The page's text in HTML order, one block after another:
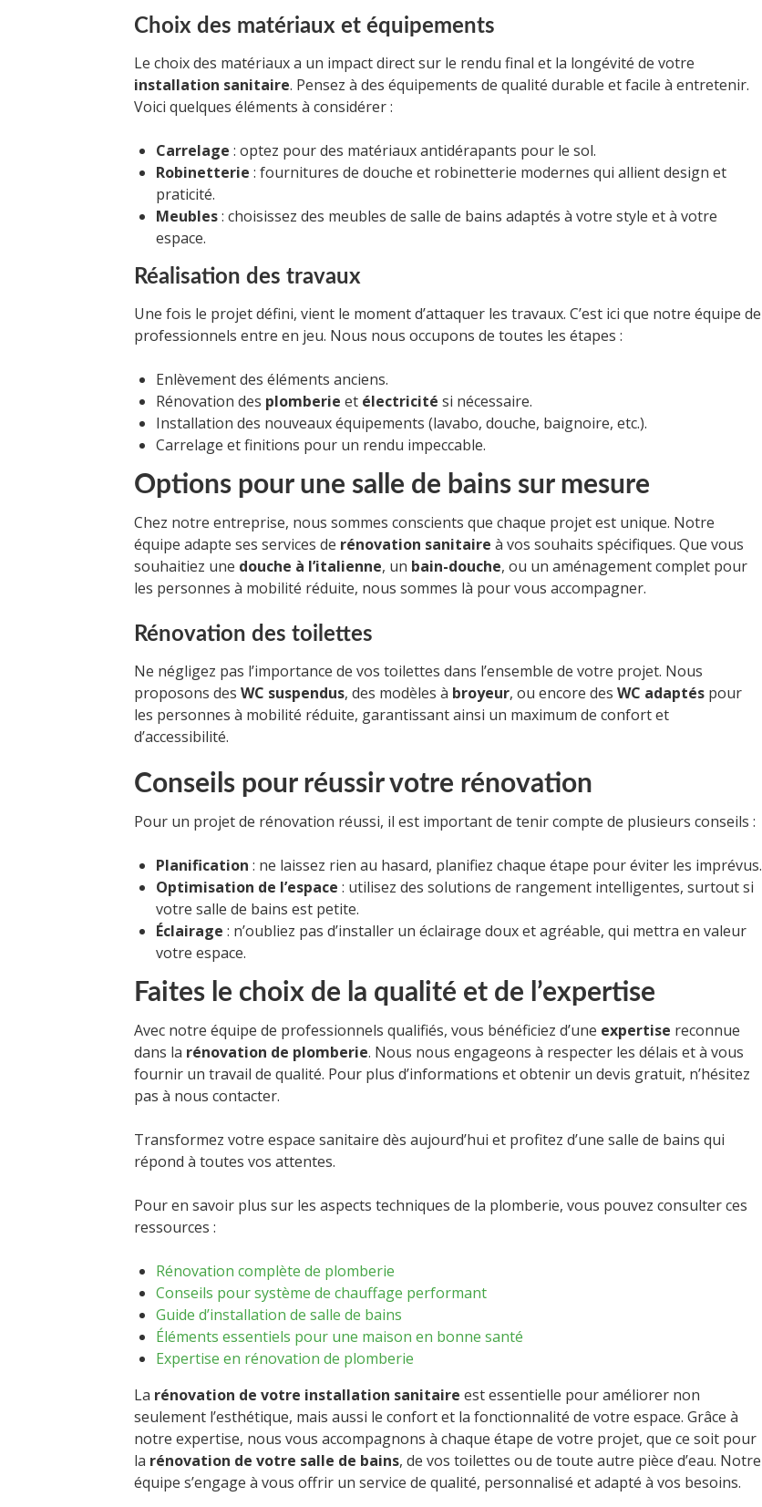
Choix des matériaux et équipements
Le choix des matériaux a un impact direct sur le rendu final et la longévité de votre
installation sanitaire. Pensez à des équipements de qualité durable et facile à entretenir.
Voici quelques éléments à considérer :
Carrelage : optez pour des matériaux antidérapants pour le sol.
Robinetterie : fournitures de douche et robinetterie modernes qui allient design et
praticité.
Meubles: choisissez des meubles de salle de bains adaptés à votre style et à votre
espace.
Réalisation des travaux
Une fois le projet défini, vient le moment d’attaquer les travaux. C’est ici que notre équipe de
professionnels entre en jeu. Nous nous occupons de toutes les étapes :
Enlèvement des éléments anciens.
Rénovation des plomberie et électricité si nécessaire.
Installation des nouveaux équipements (lavabo, douche, baignoire, etc.).
Carrelage et finitions pour un rendu impeccable.
Options pour une salle de bains sur mesure
Chez notre entreprise, nous sommes conscients que chaque projet est unique. Notre
équipe adapte ses services de rénovation sanitaire à vos souhaits spécifiques. Que vous
souhaitiez une douche à l’italienne, un bain-douche, ou un aménagement complet pour
les personnes à mobilité réduite, nous sommes là pour vous accompagner.
Rénovation des toilettes
Ne négligez pas l’importance de vos toilettes dans l’ensemble de votre projet. Nous
proposons des WC suspendus, des modèles à broyeur, ou encore des WC adaptés pour
les personnes à mobilité réduite, garantissant ainsi un maximum de confort et
d’accessibilité.
Conseils pour réussir votre rénovation
Pour un projet de rénovation réussi, il est important de tenir compte de plusieurs conseils :
Planification : ne laissez rien au hasard, planifiez chaque étape pour éviter les imprévus.
Optimisation de l’espace : utilisez des solutions de rangement intelligentes, surtout si
votre salle de bains est petite.
Éclairage : n’oubliez pas d’installer un éclairage doux et agréable, qui mettra en valeur
votre espace.
Faites le choix de la qualité et de l’expertise
Avec notre équipe de professionnels qualifiés, vous bénéficiez d’une expertise reconnue
dans la rénovation de plomberie. Nous nous engageons à respecter les délais et à vous
fournir un travail de qualité. Pour plus d’informations et obtenir un devis gratuit, n’hésitez
pas à nous contacter.
Transformez votre espace sanitaire dès aujourd’hui et profitez d’une salle de bains qui
répond à toutes vos attentes.
Pour en savoir plus sur les aspects techniques de la plomberie, vous pouvez consulter ces
ressources :
Rénovation complète de plomberie
Conseils pour système de chauffage performant
Guide d’installation de salle de bains
Éléments essentiels pour une maison en bonne santé
Expertise en rénovation de plomberie
La rénovation de votre installation sanitaire est essentielle pour améliorer non
seulement l’esthétique, mais aussi le confort et la fonctionnalité de votre espace. Grâce à
notre expertise, nous vous accompagnons à chaque étape de votre projet, que ce soit pour
la rénovation de votre salle de bains, de vos toilettes ou de toute autre pièce d’eau. Notre
équipe s’engage à vous offrir un service de qualité, personnalisé et adapté à vos besoins.